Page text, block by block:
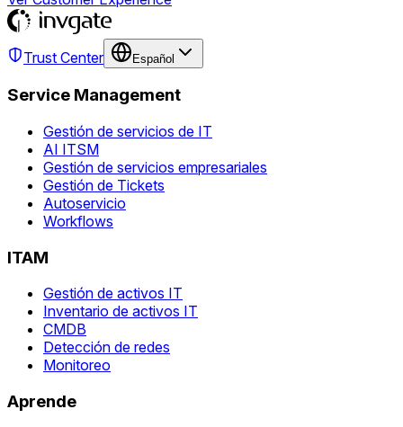
Trust Center Español
Service Management
Gestión de servicios de IT
AI ITSM
Gestión de servicios empresariales
Gestión de Tickets
Autoservicio
Workflows
ITAM
Gestión de activos IT
Inventario de activos IT
CMDB
Detección de redes
Monitoreo
Aprende